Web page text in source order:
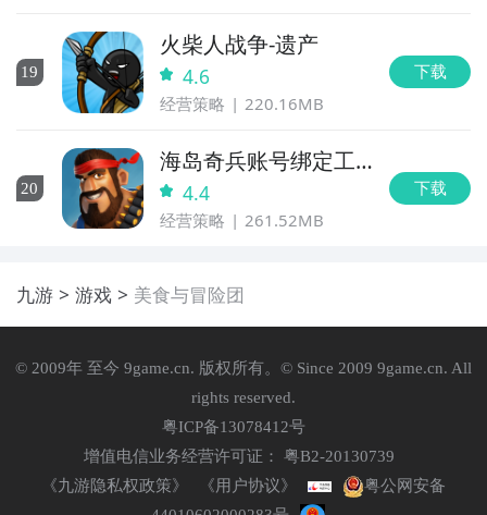
19
火柴人战争-遗产
4.6
经营策略 220.16MB
下载
20
海岛奇兵账号绑定工
具 4.4
经营策略 261.52MB
下载
九游 游戏 美食与冒险团
© 2009年 至今 9game.cn. 版权所有。© Since 2009 9game.cn. All
rights reserved.
粤ICP备13078412号
增值电信业务经营许可证： 粤B2-20130739
《九游隐私权政策》
《用户协议》
粤公网安备